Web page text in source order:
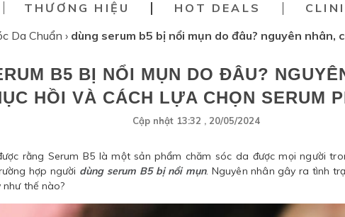
THƯƠNG HIỆU HOT DEALS
Da Chuẩn › dùng serum b5 bị nổi mụn do đâu? nguyên nhân,
B5 BỊ NỔI MỤN DO ĐÂU?
HỒI VÀ CÁCH LỰA CHỌN SERUM
Cập nhật 13:32 , 20/05/2024
rằng Serum B5 là một sản phẩm chăm sóc da được mọi người
hợp người dùng serum B5 bị nổi mụn. Nguyên nhân gây ra tình
thế nào?